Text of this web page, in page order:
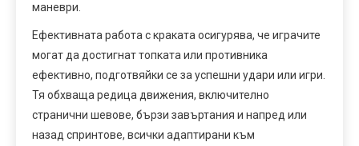
маневри.
Ефективната работа с краката осигурява, че играчите
могат да достигнат топката или противника
ефективно, подготвяйки се за успешни удари или игри.
Тя обхваща редица движения, включително
странични шевове, бързи завъртания и напред или
назад спринтове, всички адаптирани към